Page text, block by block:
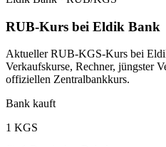
RUB-Kurs bei Eldik Bank
Aktueller RUB-KGS-Kurs bei
Verkaufskurse, Rechner, jüngster
offiziellen Zentralbankkurs.
Bank kauft
1 KGS